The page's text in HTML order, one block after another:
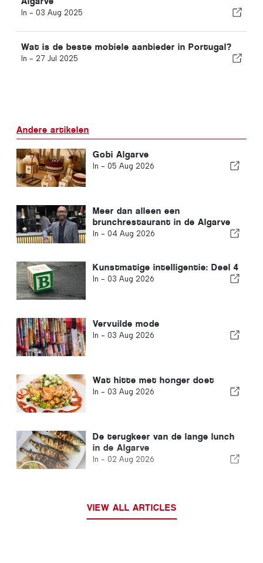
In - 03 Aug 2025
Wat is de beste mobiele aanbieder in Portugal?
In - 27 Jul 2025
Andere artikelen
Gobi Algarve
In - 05 Aug 2026
Meer dan alleen een
brunchrestaurant in de Algarve
In - 04 Aug 2026
Kunstmatige intelligentie: Deel 4
In - 03 Aug 2026
Vervuilde mode
In - 03 Aug 2026
Wat hitte met honger doet
In - 03 Aug 2026
De terugkeer van de lange lunch
in de Algarve
In - 02 Aug 2026
VIEW ALL ARTICLES